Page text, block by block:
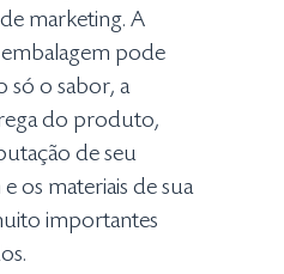
marketing. A
pode
só o sabor, a
do produto,
de seu
os materiais de sua
importantes